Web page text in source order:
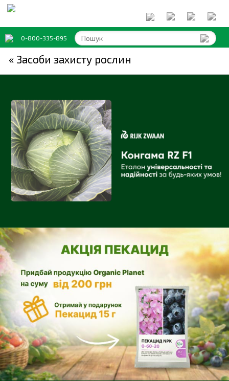
0-800-335-895
« Засоби захисту рослин